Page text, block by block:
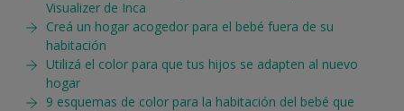
Visualizer de Inca
Creá un hogar acogedor para el bebé fuera de su
habitación
Utilizá el color para que tus hijos se adapten al nuevo
hogar
9 esquemas de color para la habitación del bebé que